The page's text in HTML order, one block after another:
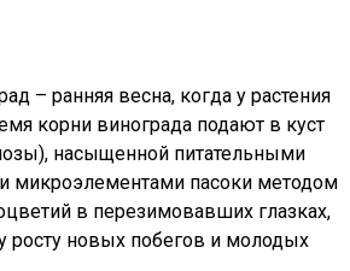
– ранняя весна, когда у растения
корни винограда подают в куст
насыщенной питательными
микроэлементами пасоки методом
в перезимовавших глазках,
росту новых побегов и молодых